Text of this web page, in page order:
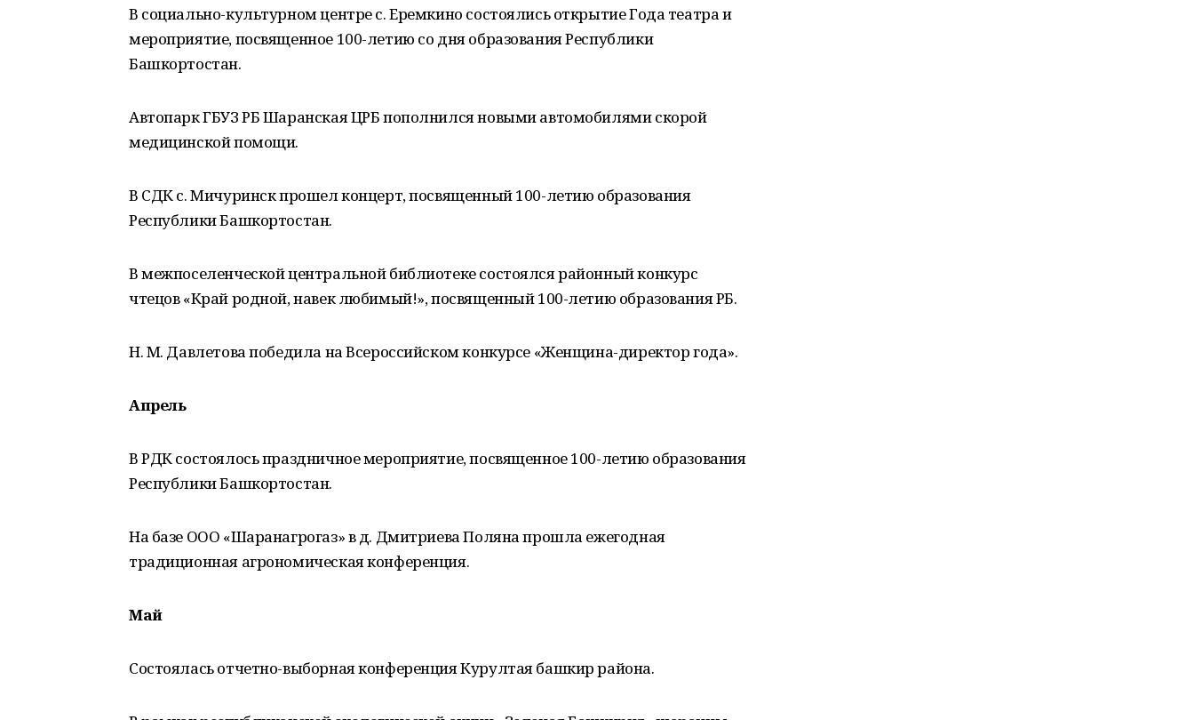
В социально-культурном центре с. Еремкино состоялись открытие Года театра и
мероприятие, посвященное 100-летию со дня образования Республики
Башкортостан.
Автопарк ГБУЗ РБ Шаранская ЦРБ пополнился новыми автомобилями скорой
медицинской помощи.
В СДК с. Мичуринск прошел концерт, посвященный 100-летию образования
Республики Башкортостан.
В межпоселенческой центральной библиотеке состоялся районный конкурс
чтецов «Край родной, навек любимый!», посвященный 100-летию образования РБ.
Н. М. Давлетова победила на Всероссийском конкурсе «Женщина-директор года».
Апрель
В РДК состоялось праздничное мероприятие, посвященное 100-летию образования
Республики Башкортостан.
На базе ООО «Шаранагрогаз» в д. Дмитриева Поляна прошла ежегодная
традиционная агрономическая конференция.
Май
Состоялась отчетно-выборная конференция Курултая башкир района.